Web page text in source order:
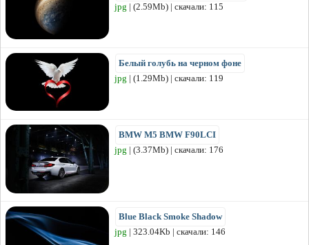
jpg | (2.59Mb) | скачали: 115
Белый голубь на черном фоне
jpg | (1.29Mb) | скачали: 119
BMW M5 BMW F90LCI
jpg | (3.37Mb) | скачали: 176
Blue Black Smoke Shadow
jpg | 323.04Kb | скачали: 146